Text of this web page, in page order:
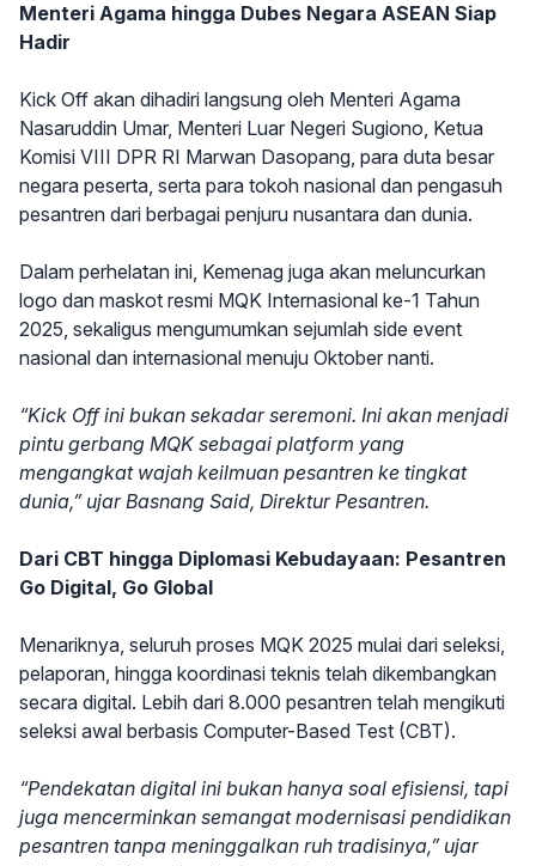
Menteri Agama hingga Dubes Negara ASEAN Siap
Hadir
Kick Off akan dihadiri langsung oleh Menteri Agama
Nasaruddin Umar, Menteri Luar Negeri Sugiono, Ketua
Komisi VIII DPR RI Marwan Dasopang, para duta besar
negara peserta, serta para tokoh nasional dan pengasuh
pesantren dari berbagai penjuru nusantara dan dunia.
Dalam perhelatan ini, Kemenag juga akan meluncurkan
logo dan maskot resmi MQK Internasional ke-1 Tahun
2025, sekaligus mengumumkan sejumlah side event
nasional dan internasional menuju Oktober nanti.
“Kick Off ini bukan sekadar seremoni. Ini akan menjadi
pintu gerbang MQK sebagai platform yang
mengangkat wajah keilmuan pesantren ke tingkat
dunia,” ujar Basnang Said, Direktur Pesantren.
Dari CBT hingga Diplomasi Kebudayaan: Pesantren
Go Digital, Go Global
Menariknya, seluruh proses MQK 2025 mulai dari seleksi,
pelaporan, hingga koordinasi teknis telah dikembangkan
secara digital. Lebih dari 8.000 pesantren telah mengikuti
seleksi awal berbasis Computer-Based Test (CBT).
“Pendekatan digital ini bukan hanya soal efisiensi, tapi
juga mencerminkan semangat modernisasi pendidikan
pesantren tanpa meninggalkan ruh tradisinya,” ujar